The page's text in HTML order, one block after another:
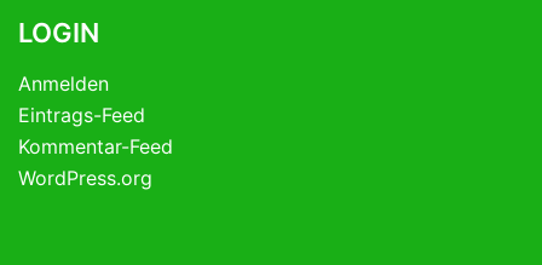
LOGIN
Anmelden
Eintrags-Feed
Kommentar-Feed
WordPress.org